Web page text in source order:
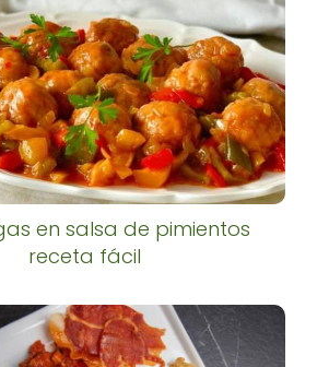
en salsa de pimientos
receta fácil